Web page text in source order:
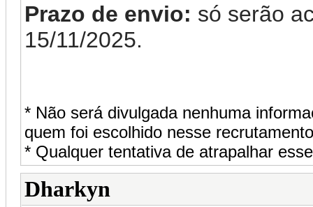
Prazo de envio: só serão
15/11/2025.
* Não será divulgada nenhuma
quem foi escolhido nesse
* Qualquer tentativa de atrapalhar
Dharkyn